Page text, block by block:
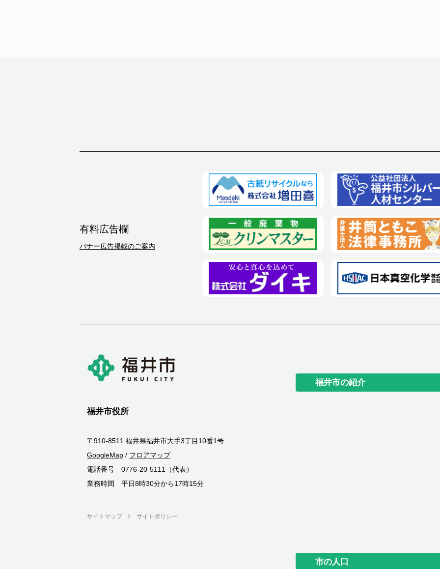
有料広告欄
バナー広告掲載のご案内
福井市役所
〒910-8511 福井県福井市大手3丁目10番1号
GoogleMap / フロアマップ
電話番号 0776-20-5111（代表）
業務時間 平日8時30分から17時15分
サイトマップ サイトポリシー
福井市の紹介
市の人口